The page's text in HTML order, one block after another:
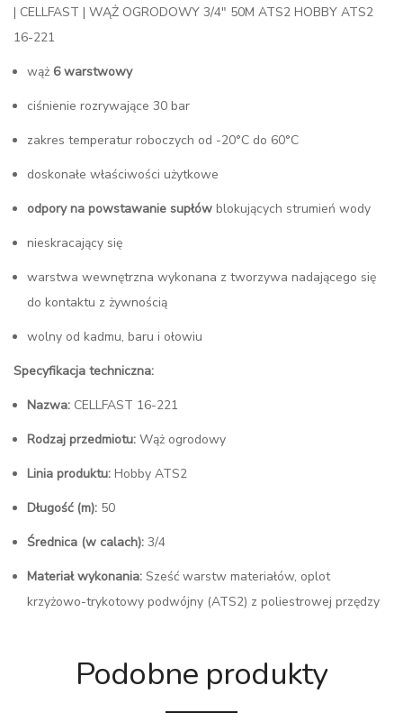
| CELLFAST | WĄŻ OGRODOWY 3/4″ 50M ATS2 HOBBY ATS2
16-221
wąż 6 warstwowy
ciśnienie rozrywające 30 bar
zakres temperatur roboczych od -20°С do 60°С
doskonałe właściwości użytkowe
odpory na powstawanie supłów blokujących strumień wody
nieskracający się
warstwa wewnętrzna wykonana z tworzywa nadającego się
do kontaktu z żywnością
wolny od kadmu, baru i ołowiu
Specyfikacja techniczna:
Nazwa: CELLFAST 16-221
Rodzaj przedmiotu: Wąż ogrodowy
Linia produktu: Hobby ATS2
Długość (m): 50
Średnica (w calach): 3/4
Materiał wykonania: Sześć warstw materiałów, oplot
krzyżowo-trykotowy podwójny (ATS2) z poliestrowej przędzy
Podobne produkty